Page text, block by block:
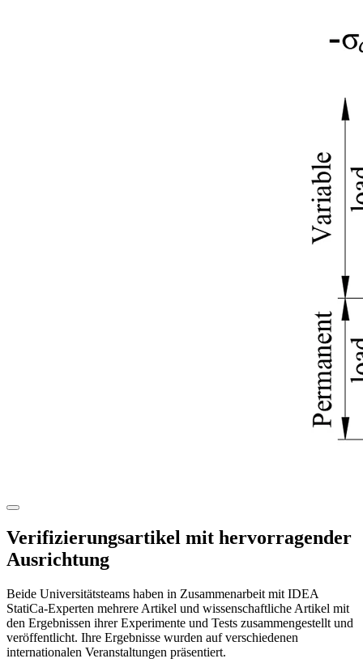
Verifizierungsartikel mit hervorragender
Ausrichtung
Beide Universitätsteams haben in Zusammenarbeit mit IDEA
StatiCa-Experten mehrere Artikel und wissenschaftliche Artikel mit
den Ergebnissen ihrer Experimente und Tests zusammengestellt und
veröffentlicht. Ihre Ergebnisse wurden auf verschiedenen
internationalen Veranstaltungen präsentiert.